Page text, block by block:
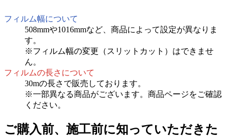
フィルム幅について
508mmや1016mmなど、商品によって設定が異なりま
す。
※フィルム幅の変更（スリットカット）はできませ
ん。
フィルムの長さについて
30mの長さで販売しております。
※一部異なる商品がございます。商品ページをご確認
ください。
ご購入前、施工前に知っていただきた